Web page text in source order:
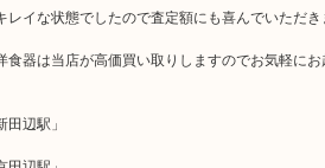
レイな状態でしたので査定額にも喜んでいただき
食器は当店が高価買い取りしますのでお気軽にお
辺駅」